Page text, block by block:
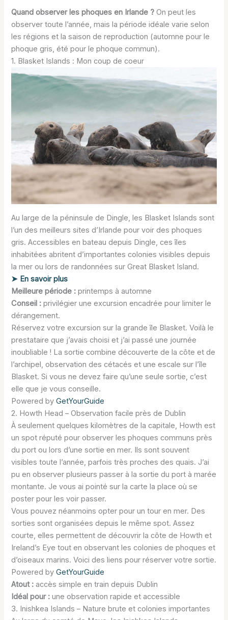
Quand observer les phoques en Irlande ? On peut les
observer toute l’année, mais la période idéale varie selon
les régions et la saison de reproduction (automne pour le
phoque gris, été pour le phoque commun).
1. Blasket Islands : Mon coup de coeur
Au large de la péninsule de Dingle, les Blasket Islands sont
l’un des meilleurs sites d’Irlande pour voir des phoques
gris. Accessibles en bateau depuis Dingle, ces îles
inhabitées abritent d’importantes colonies visibles depuis
la mer ou lors de randonnées sur Great Blasket Island.
➤ En savoir plus
Meilleure période : printemps à automne
Conseil : privilégier une excursion encadrée pour limiter le
dérangement.
Réservez votre excursion sur la grande île Blasket. Voilà le
prestataire que j’avais choisi et j’ai passé une journée
inoubliable ! La sortie combine découverte de la côte et de
l’archipel, observation des cétacés et une escale sur l’île
Blasket. Si vous ne devez faire qu’une seule sortie, c’est
elle que je vous conseille.
Powered byGetYourGuide
2. Howth Head – Observation facile près de Dublin
À seulement quelques kilomètres de la capitale, Howth est
un spot réputé pour observer les phoques communs près
du port ou lors d’une sortie en mer. Ils sont souvent
visibles toute l’année, parfois très proches des quais. J’ai
pu en observer plusieurs passer à la sortie du port à marée
montante. Je vous ai pointé sur la carte la place où se
poster pour les voir passer.
Vous pouvez néanmoins opter pour un tour en mer. Des
sorties sont organisées depuis le même spot. Assez
courte, elles permettent de découvrir la côte de Howth et
Ireland’s Eye tout en observant les colonies de phoques et
d’oiseaux marins. Voici des liens pour réserver votre sortie.
Powered byGetYourGuide
Atout : accès simple en train depuis Dublin
Idéal pour : une observation rapide et accessible
3. Inishkea Islands – Nature brute et colonies importantes